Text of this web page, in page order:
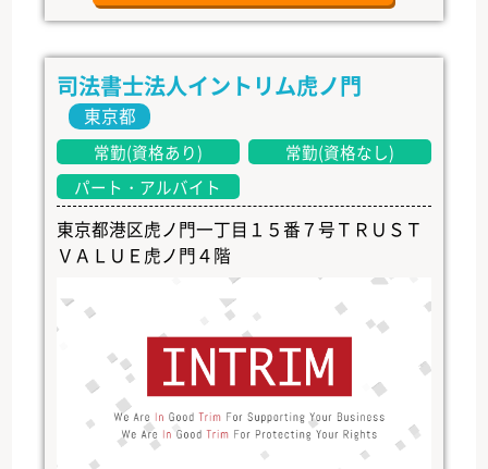
司法書士法人イントリム虎ノ門
東京都
常勤(資格あり)
常勤(資格なし)
パート・アルバイト
東京都港区虎ノ門一丁目１５番７号ＴＲＵＳＴ
ＶＡＬＵＥ虎ノ門４階